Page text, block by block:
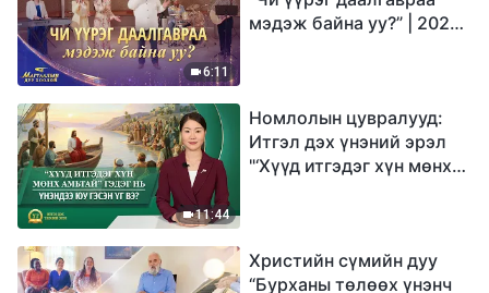
6:11
мэдэж байна уу?” | 2026
11:44
Номлолын цувралууд:
Итгэл дэх үнэний эрэл
"‘Хүүд итгэдэг хүн мөнх
Христийн сүмийн дуу
“Бурханы төлөөх үнэнч